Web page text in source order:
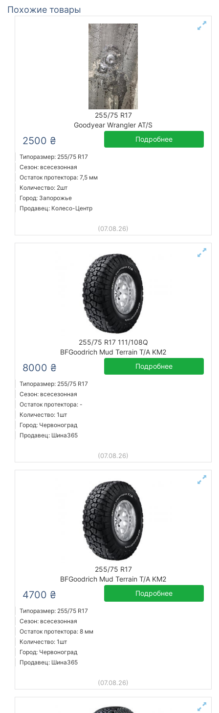
Похожие товары
255/75 R17
Goodyear Wrangler AT/S
2500 ₴ Подробнее
Типоразмер: 255/75 R17
Сезон: всесезонная
Остаток протектора: 7,5 мм
Количество: 2шт
Город: Запорожье
Продавец: Колесо-Центр
(07.08.26)
255/75 R17 111/108Q
BFGoodrich Mud Terrain T/A KM2
8000 ₴ Подробнее
Типоразмер: 255/75 R17
Сезон: всесезонная
Остаток протектора: -
Количество: 1шт
Город: Червоноград
Продавец: Шина365
(07.08.26)
255/75 R17
BFGoodrich Mud Terrain T/A KM2
4700 ₴ Подробнее
Типоразмер: 255/75 R17
Сезон: всесезонная
Остаток протектора: 8 мм
Количество: 1шт
Город: Червоноград
Продавец: Шина365
(07.08.26)